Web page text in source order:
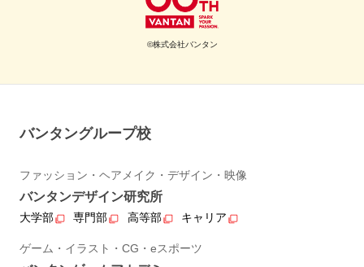
©株式会社バンタン
バンタングループ校
ファッション・ヘアメイク・デザイン・映像
バンタンデザイン研究所
大学部 専門部 高等部 キャリア
ゲーム・イラスト・CG・eスポーツ